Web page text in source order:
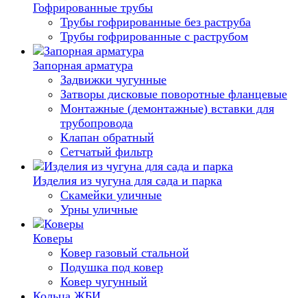
Гофрированные трубы
Трубы гофрированные без раструба
Трубы гофрированные с раструбом
Запорная арматура
Задвижки чугунные
Затворы дисковые поворотные фланцевые
Монтажные (демонтажные) вставки для
трубопровода
Клапан обратный
Сетчатый фильтр
Изделия из чугуна для сада и парка
Скамейки уличные
Урны уличные
Коверы
Ковер газовый стальной
Подушка под ковер
Ковер чугунный